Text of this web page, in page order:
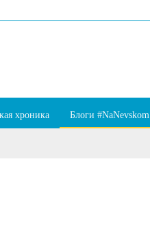
хроника Блоги #NaNevskom